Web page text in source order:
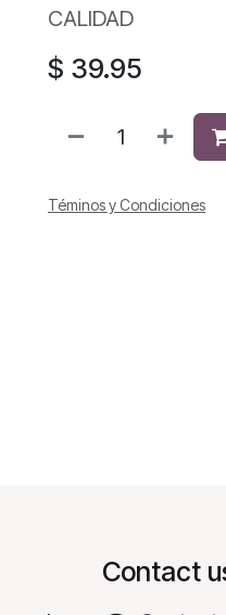
CALIDAD
$ 39.95
Téminos y Condiciones
Contact